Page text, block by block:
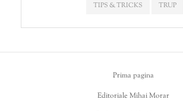
TIPS & TRICKS
TRUP
Prima pagina
Editoriale Mihai Morar